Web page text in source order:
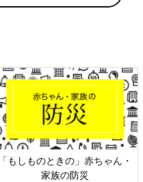
「もしものときの」赤ちゃん・
家族の防災